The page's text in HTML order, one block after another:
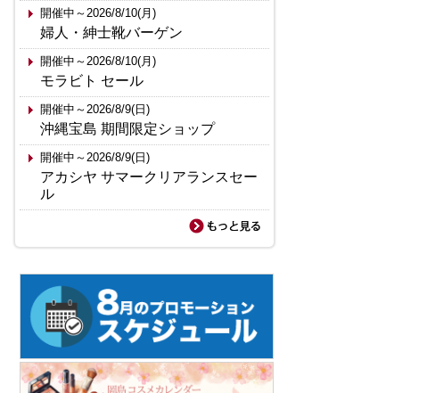
開催中～2026/8/10(月)
婦人・紳士靴バーゲン
開催中～2026/8/10(月)
モラビト セール
開催中～2026/8/9(日)
沖縄宝島 期間限定ショップ
開催中～2026/8/9(日)
アカシヤ サマークリアランスセー
ル